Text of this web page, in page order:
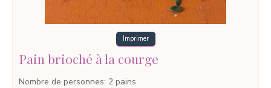
Imprimer
Pain brioché à la courge
Nombre de personnes: 2 pains